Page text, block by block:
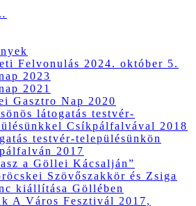
Felvonulás 2024. október 5.
2023
2021
Gasztro Nap 2020
látogatás testvér-
Csíkpálfalvával 2018
testvér-településünkön
2017
a Göllei Kácsalján”
Szövőszakkör és Zsiga
kiállítása Göllében
A Város Fesztivál 2017,